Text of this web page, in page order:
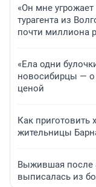
«Он мне
турагента из
почти миллиона
«Ела одни
новосибирцы — о
ценой
Как приготовить
жительницы
Выжившая после
выписалась из